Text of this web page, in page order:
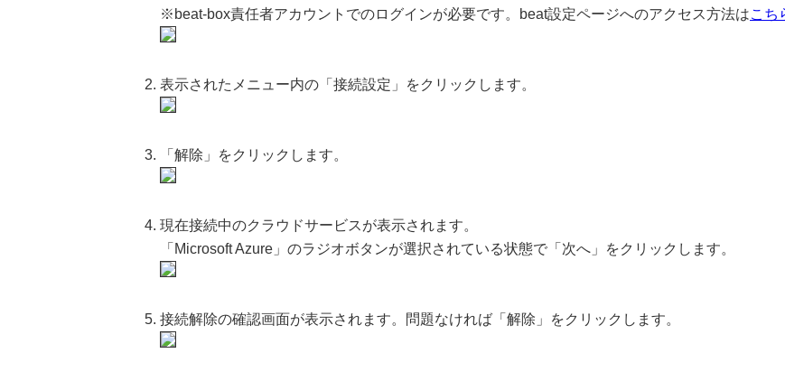
※beat-box責任者アカウントでのログインが必要です。beat設定ページへのアクセス方法はこち
表示されたメニュー内の「接続設定」をクリックします。
「解除」をクリックします。
現在接続中のクラウドサービスが表示されます。
「Microsoft Azure」のラジオボタンが選択されている状態で「次へ」をクリックします。
接続解除の確認画面が表示されます。問題なければ「解除」をクリックします。